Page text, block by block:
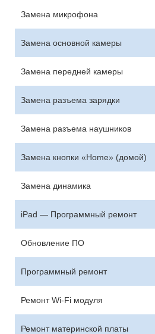
Замена микрофона
Замена основной камеры
Замена передней камеры
Замена разъема зарядки
Замена разъема наушников
Замена кнопки «Home» (домой)
Замена динамика
iPad — Программный ремонт
Обновление ПО
Программный ремонт
Ремонт Wi-Fi модуля
Ремонт материнской платы